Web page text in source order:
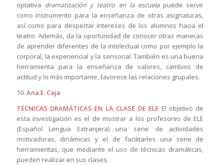
optativa dramatización y teatro en la escuelapuede servir
como instrumento para la enseñanza de otras asignaturas,
así como para despertar intereses de los alumnos hacia el
teatro. Además, da la oportunidad de conocer otras maneras
de aprender diferentes de la intelectual como por ejemplo la
corporal, la experiencial y la sensorial. También es una buena
herramienta para la enseñanza de valores, cambios de
actitud y lo más importante, favorece las relaciones grupales.
10. Ana E. Caja
TÉCNICAS DRAMÁTICAS EN LA CLASE DE ELE El objetivo de
esta investigación es el de mostrar a los profesores de ELE
(Español Lengua Extranjera) una serie de actividades
motivadoras, dinámicas y el de facilitarles una serie de
herramientas, que mediante el uso de técnicas dramáticas,
pueden realizar en sus clases.